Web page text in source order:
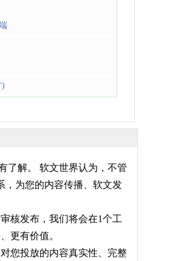
)
了解。 软文世界认为，不管
，为您的内容传播、软文发
核发布，我们将会在1个工
更有价值。
您投放的内容真实性、完整